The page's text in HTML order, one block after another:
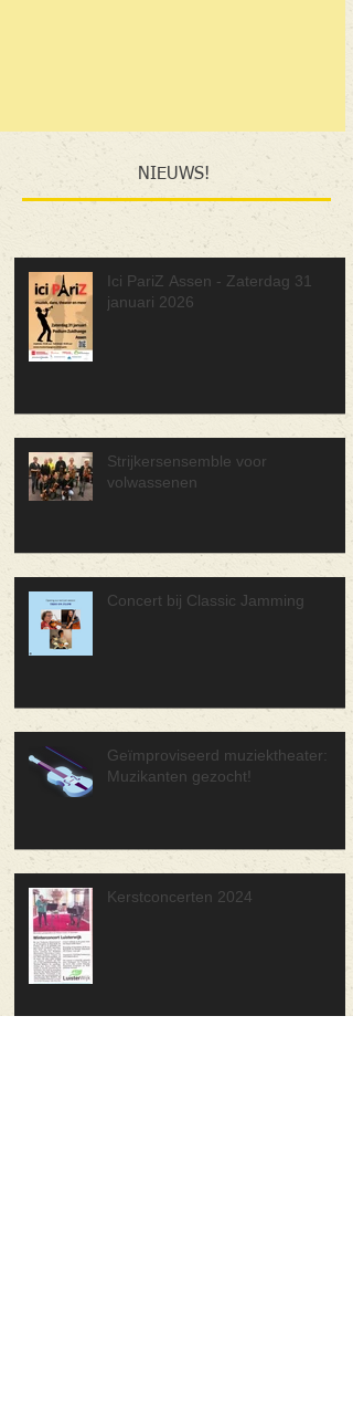
NIEUWS!
Ici PariZ Assen - Zaterdag 31
januari 2026
Strijkersensemble voor
volwassenen
Concert bij Classic Jamming
Geïmproviseerd muziektheater:
Muzikanten gezocht!
Kerstconcerten 2024